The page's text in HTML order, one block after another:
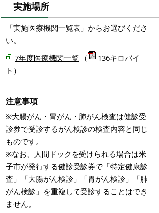
実施場所
「実施医療機関一覧表」からお選びくださ
い。
7年度医療機関一覧 （
136キロバイ
ト）
注意事項
※大腸がん・胃がん・肺がん検査は健診受
診券で受診するがん検診の検査内容と同じ
ものです。
※なお、人間ドックを受けられる場合は米
子市が発行する健診受診券で「特定健康診
査」「大腸がん検診」「胃がん検診」「肺
がん検診」を重複して受診することはでき
ません。